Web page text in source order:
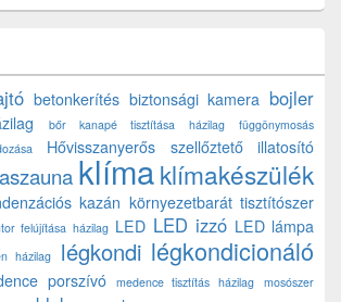
betonkerítés biztonsági kamera bojler
bőr kanapé tisztítása házilag
függönymosás
Hővisszanyerős szellőztető
illatosító
klímaklímakészülék
kazán környezetbarát tisztítószer
felújítása házilag LED LED izzó LED lámpa
házilag légkondi légkondicionáló
porszívó medence tisztítás házilag
mosószer